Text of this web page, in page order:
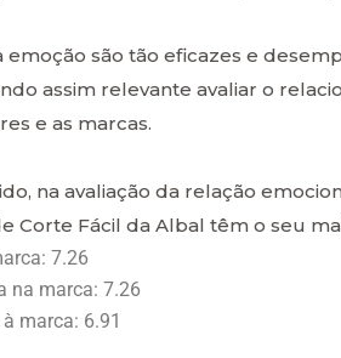
emoção são tão eficazes e
assim relevante avaliar o
e as marcas.
na avaliação da relação
Corte Fácil da Albal têm o seu
7.26
na marca: 7.26
marca: 6.91